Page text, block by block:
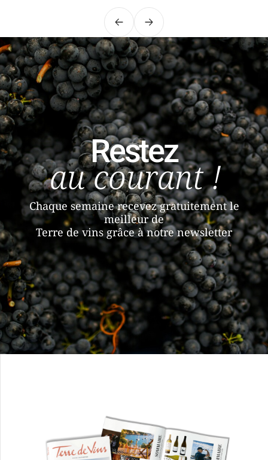
PrécédentSuivant
Restez
au courant !
Chaque semaine recevez gratuitement le
meilleur de
Terre de vins grâce à notre newsletter